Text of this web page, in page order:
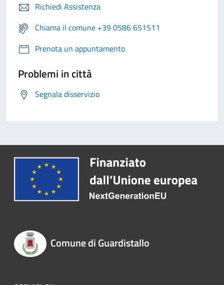
Richiedi Assistenza
Chiama il comune +39 0586 651511
Prenota un appuntamento
Problemi in città
Segnala disservizio
Comune di Guardistallo